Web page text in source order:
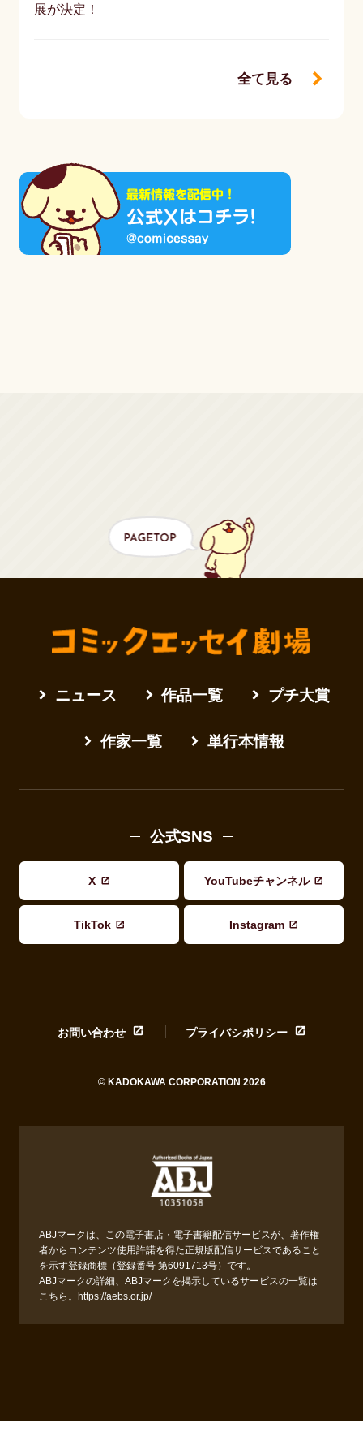
展が決定！
全て見る
ニュース 作品一覧 プチ大賞
作家一覧 単行本情報
公式SNS
X YouTubeチャンネル
TikTok Instagram
お問い合わせ プライバシポリシー
© KADOKAWA CORPORATION 2026
ABJマークは、この電子書店・電子書籍配信サービスが、著作権
者からコンテンツ使用許諾を得た正規版配信サービスであること
を示す登録商標（登録番号 第6091713号）です。
ABJマークの詳細、ABJマークを掲示しているサービスの一覧は
こちら。
https://aebs.or.jp/